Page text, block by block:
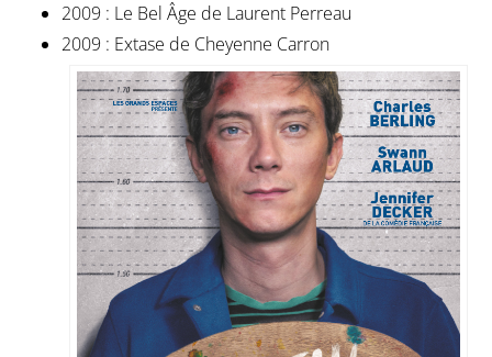
2009 : Le Bel Âge de Laurent Perreau
2009 : Extase de Cheyenne Carron